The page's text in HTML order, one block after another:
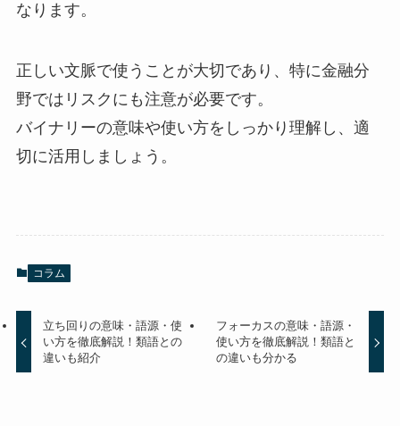
なります。
正しい文脈で使うことが大切であり、特に金融分
野ではリスクにも注意が必要です。
バイナリーの意味や使い方をしっかり理解し、適
切に活用しましょう。
コラム
立ち回りの意味・語源・使
い方を徹底解説！類語との
違いも紹介
フォーカスの意味・語源・
使い方を徹底解説！類語と
の違いも分かる